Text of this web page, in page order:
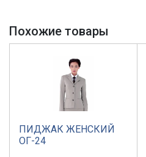
Похожие товары
ПИДЖАК ЖЕНСКИЙ
ОГ-24